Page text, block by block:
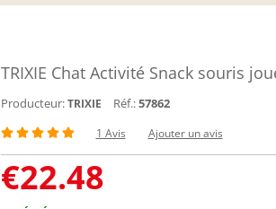
TRIXIE Chat Activité Snack souris
Producteur: TRIXIE Réf.:57862
1 Avis Ajouter un avis
€22.48